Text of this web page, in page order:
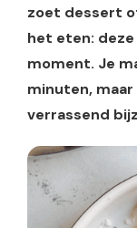
zoet dessert
het eten:
moment. Je
minuten, maar
verrassend